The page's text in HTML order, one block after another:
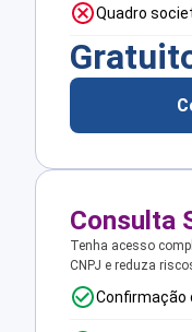
Quadro
Consulta
Tenha acesso
CNPJ e reduza
Confirmação